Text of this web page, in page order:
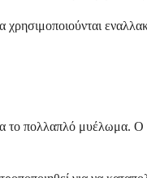
το πολλαπλό μυέλωμα.